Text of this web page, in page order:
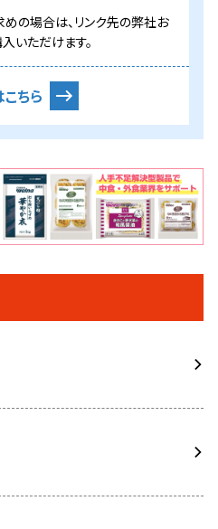
の場合は、リンク先の弊社お
いただけます。
ちら